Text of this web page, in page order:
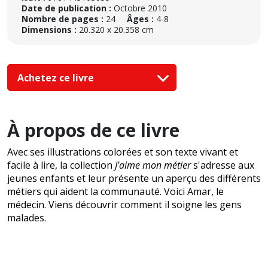
Date de publication : Octobre 2010
Nombre de pages : 24 Âges : 4-8
Dimensions : 20.320 x 20.358 cm
Achetez ce livre
À propos de ce livre
Avec ses illustrations colorées et son texte vivant et
facile à lire, la collection J'aime mon métiers'adresse aux
jeunes enfants et leur présente un aperçu des différents
métiers qui aident la communauté. Voici Amar, le
médecin. Viens découvrir comment il soigne les gens
malades.